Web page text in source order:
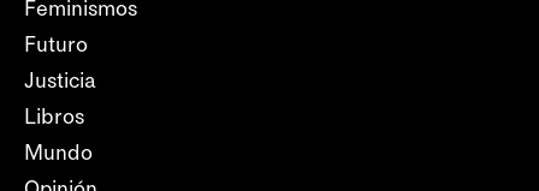
Feminismos
Futuro
Justicia
Libros
Mundo